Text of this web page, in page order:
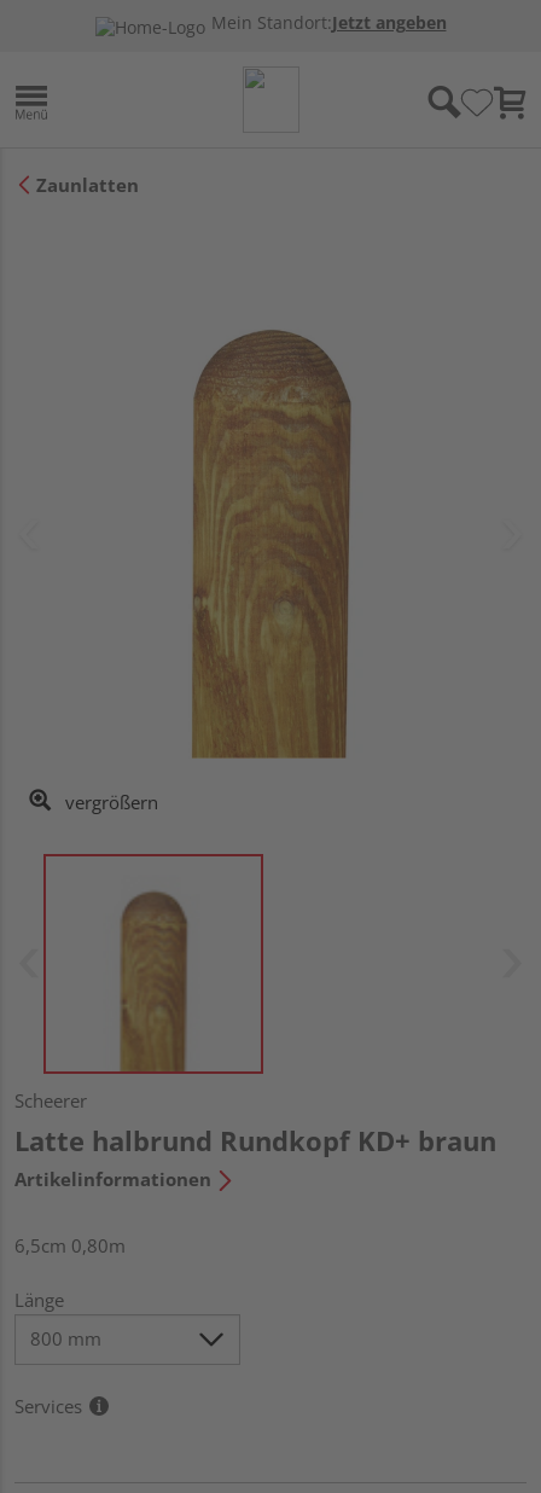
Mein Standort:Jetzt angeben
Zaunlatten
vergrößern
Scheerer
Latte halbrund Rundkopf KD+ braun
Artikelinformationen
6,5cm 0,80m
Länge
Services